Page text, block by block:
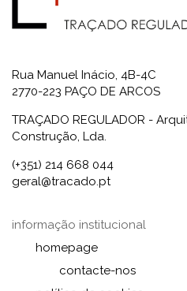
Rua Manuel Inácio, 4B-4C
2770-223 PAÇO DE ARCOS
TRAÇADO REGULADOR -
Construção, Lda.
(+351) 214 668 044
geral@tracado.pt
informação institucional
homepage
contacte-nos